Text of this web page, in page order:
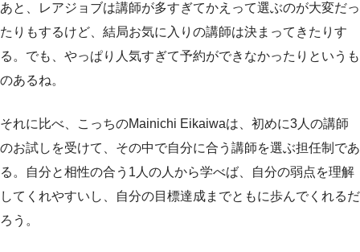
あと、レアジョブは講師が多すぎてかえって選ぶのが大変だっ
たりもするけど、結局お気に入りの講師は決まってきたりす
る。でも、やっぱり人気すぎて予約ができなかったりというも
のあるね。
それに比べ、こっちのMainichi Eikaiwaは、初めに3人の講師
のお試しを受けて、その中で自分に合う講師を選ぶ担任制であ
る。自分と相性の合う1人の人から学べば、自分の弱点を理解
してくれやすいし、自分の目標達成までともに歩んでくれるだ
ろう。